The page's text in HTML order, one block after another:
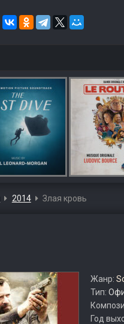
2014 Злая кровь
Жанр:
Тип:
Год